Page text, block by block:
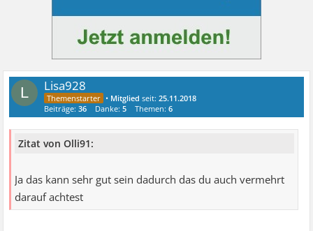
L Lisa928
• Mitglied seit:25.11.2018
Beiträge:36 Danke:5 Themen:6
Zitat von Olli91:
Ja das kann sehr gut sein dadurch das du auch vermehrt
darauf achtest